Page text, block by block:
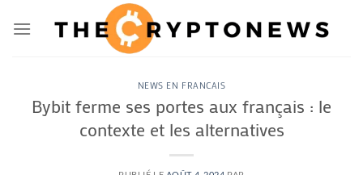
NEWS EN FRANCAIS
Bybit ferme ses portes aux français : le
contexte et les alternatives